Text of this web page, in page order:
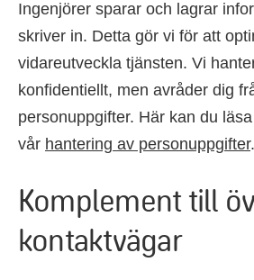
Ingenjörer sparar och lagrar
skriver in. Detta gör vi för att
vidareutveckla tjänsten. Vi
konfidentiellt, men avråder dig
personuppgifter. Här kan du
vår hantering av personuppgifter.
Komplement till
kontaktvägar